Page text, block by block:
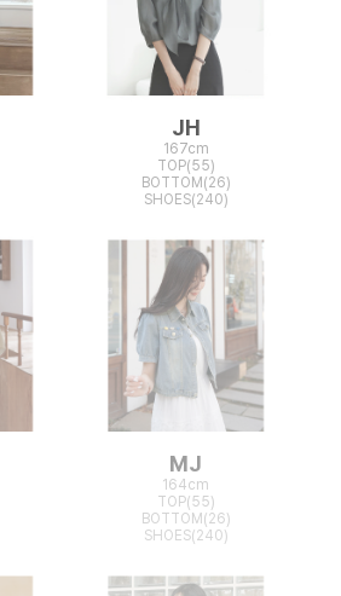
JH
167cm
TOP(55)
BOTTOM(26)
SHOES(240)
MJ
164cm
TOP(55)
BOTTOM(26)
SHOES(240)